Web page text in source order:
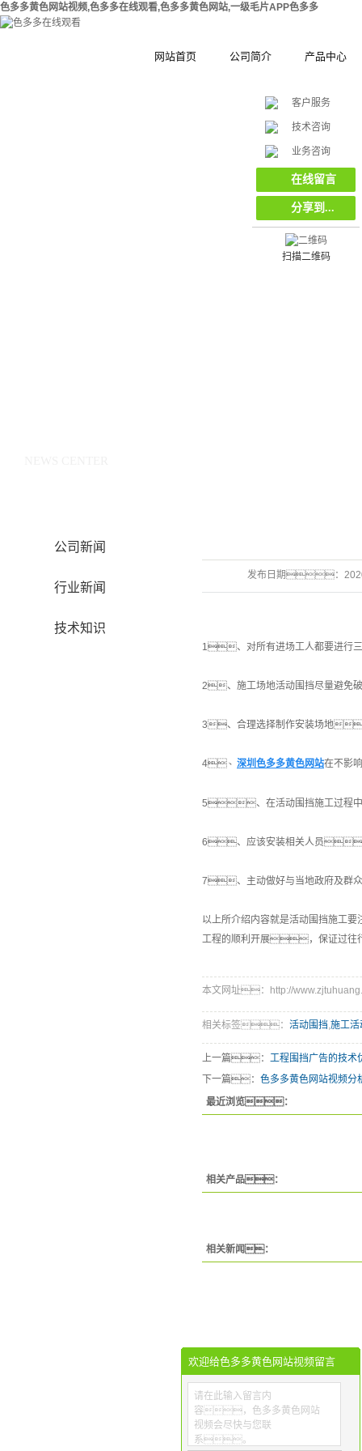
色多多黄色网站视频,色多多在线观看,色多多黄色网站,一级毛片APP色多多
网站首页 公司简介
合作伙伴
产品中心
挡
木塑拼装式围
集装箱集成房
工地工程施工
栏栅栏
环保复合材料
公司新闻
行业新闻
技术知识
发布日期：
1、对所有进场工人都要进
2、施工场地活动围挡尽量避
3、合理选择制作安装场地
4、 深圳色多多黄色网站在不影
5、在活动围挡施工过程
6、应该安装相关人员
7、主动做好与当地政府及群
以上所介绍内容就是活动围挡施
工程的顺利开展，保证过
本文网址：http://
相关标签： 活动围挡,施工活
上一篇： 工程围挡广告的技术
下一篇： 色多多黄色网站视频分
最近浏览：
相关产品：
相关新闻：
客户服务
技术咨询
业务咨询
在线留言
分享到...
扫描二维码
欢迎给色多多黄色网站视频留言
请在此输入留言内
容，色多多黄色网站
视频会尽快与您联
系。